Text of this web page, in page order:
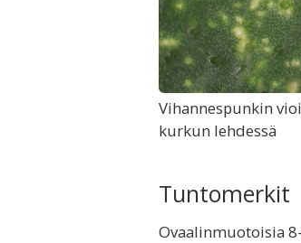
Vihannespunkin
kurkun lehdessä
Tuntomerkit
Ovaalinmuotoisia